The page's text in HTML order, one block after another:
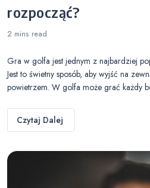
rozpocząć?
2 mins read
Gra w golfa jest jednym z najbardziej
Jest to świetny sposób, aby wyjść na
powietrzem. W golfa może grać każdy
Czytaj Dalej